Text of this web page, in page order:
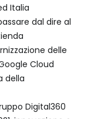
Italia
dal dire al
delle
Cloud
della
Digital360